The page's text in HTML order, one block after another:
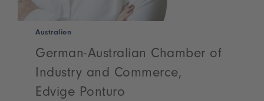
Australien
German-Australian Chamber of
Industry and Commerce,
Edvige Ponturo